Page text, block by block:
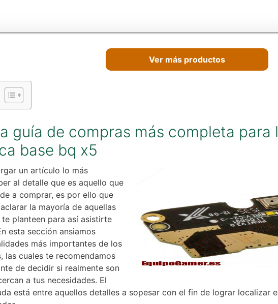
Ver más productos
guía de compras más completa para
base bq x5
un artículo lo más
al detalle que es aquello que
a comprar, es por ello que
la mayoría de aquellas
planteen para así asistirte
esta sección ansiamos
más importantes de los
las cuales te recomendamos
de decidir si realmente son
a tus necesidades. El
está entre aquellos detalles a sopesar con el fin de lograr localizar